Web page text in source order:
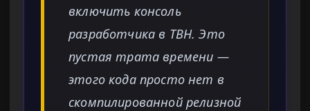
включить консоль
разработчика в TBH. Это
пустая трата времени —
этого кода просто нет в
скомпилированной релизной